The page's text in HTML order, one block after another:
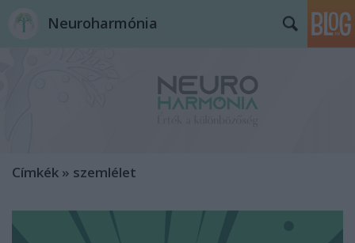
Neuroharmónia
Címkék » szemlélet